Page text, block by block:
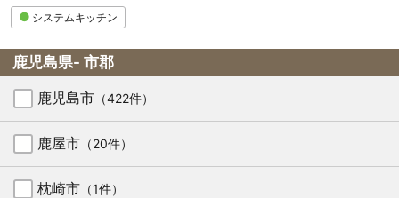
システムキッチン
鹿児島県- 市郡
鹿児島市 （422件）
鹿屋市 （20件）
枕崎市 （1件）